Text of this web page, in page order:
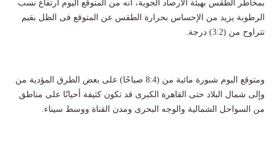
بمخاطر الطقس بهيئة الأرصاد الجوية، أنه من المتوقع اليوم ارتفاع نسب
الرطوبة يزيد من الإحساس بحرارة الطقس عن المتوقع فى الظل بقيم
تتراوح من (3:2) درجة.
ومتوقع اليوم شبورة مائية من (8:4 صباحًا) على بعض الطرق المؤدية من
وإلى شمال البلاد حتى القاهرة الكبرى قد تكون كثيفة أحيانًا على مناطق
من السواحل الشمالية والوجه البحرى ومدن القناة ووسط سيناء.